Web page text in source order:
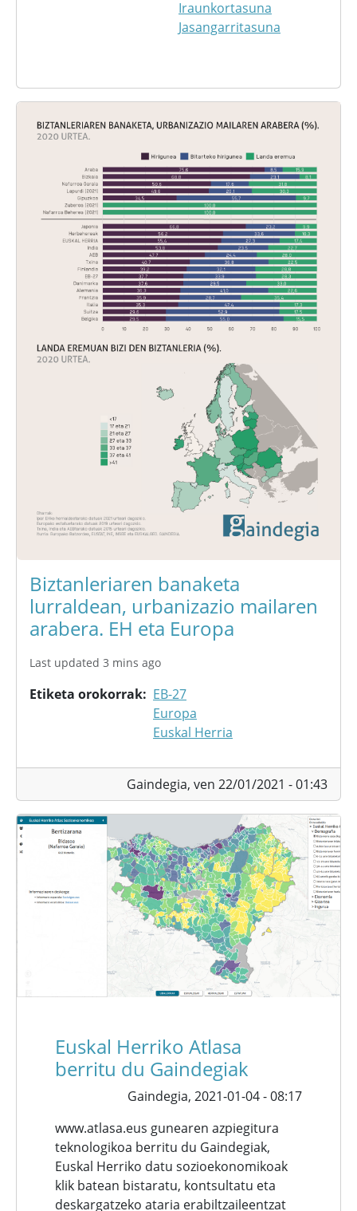
Iraunkortasuna
Jasangarritasuna
Biztanleriaren banaketa
lurraldean, urbanizazio mailaren
arabera. EH eta Europa
Last updated 3 mins ago
Etiketa orokorrak
EB-27
Europa
Euskal Herria
Gaindegia, ven 22/01/2021 - 01:43
Euskal Herriko Atlasa
berritu du Gaindegiak
Gaindegia, 2021-01-04 - 08:17
www.atlasa.eus gunearen azpiegitura
teknologikoa berritu du Gaindegiak,
Euskal Herriko datu sozioekonomikoak
klik batean bistaratu, kontsultatu eta
deskargatzeko ataria erabiltzaileentzat